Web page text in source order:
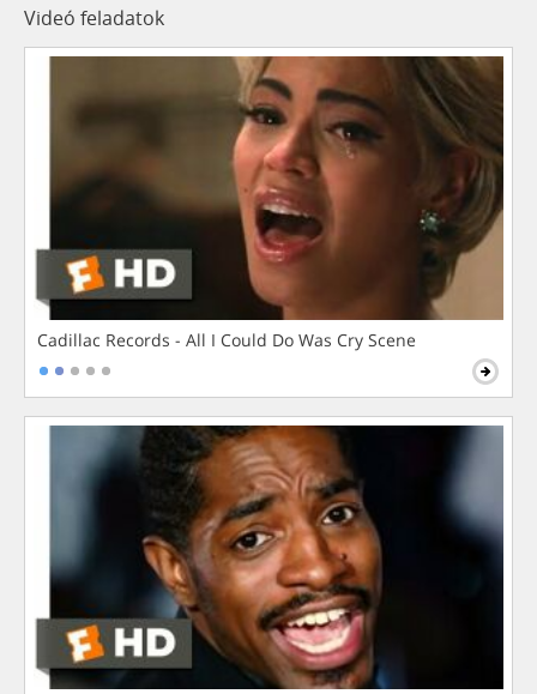
Videó feladatok
Cadillac Records - All I Could Do Was Cry Scene